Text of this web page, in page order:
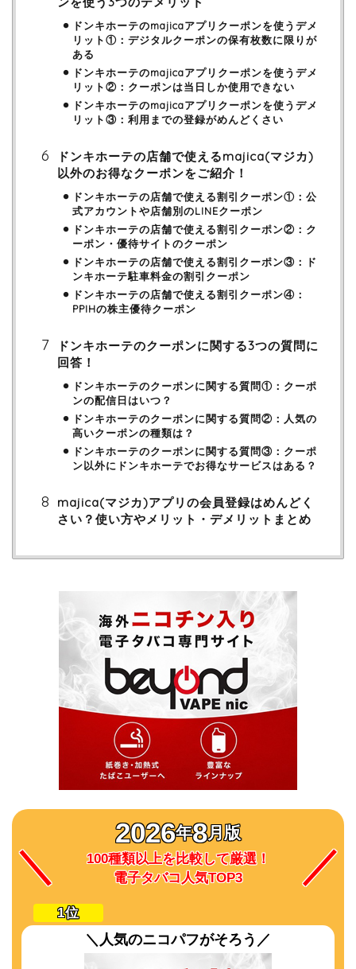
ドンキホーテのmajicaアプリクーポンを使うデメ
リット①：デジタルクーポンの保有枚数に限りが
ある
ドンキホーテのmajicaアプリクーポンを使うデメ
リット②：クーポンは当日しか使用できない
ドンキホーテのmajicaアプリクーポンを使うデメ
リット③：利用までの登録がめんどくさい
ドンキホーテの店舗で使えるmajica(マジカ)
以外のお得なクーポンをご紹介！
ドンキホーテの店舗で使える割引クーポン①：公
式アカウントや店舗別のLINEクーポン
ドンキホーテの店舗で使える割引クーポン②：ク
ーポン・優待サイトのクーポン
ドンキホーテの店舗で使える割引クーポン③：ド
ンキホーテ駐車料金の割引クーポン
ドンキホーテの店舗で使える割引クーポン④：
PPIHの株主優待クーポン
ドンキホーテのクーポンに関する3つの質問に
回答！
ドンキホーテのクーポンに関する質問①：クーポ
ンの配信日はいつ？
ドンキホーテのクーポンに関する質問②：人気の
高いクーポンの種類は？
ドンキホーテのクーポンに関する質問③：クーポ
ン以外にドンキホーテでお得なサービスはある？
majica(マジカ)アプリの会員登録はめんどく
さい？使い方やメリット・デメリットまとめ
2026年8月版
100種類以上を比較して厳選！
電子タバコ人気TOP3
＼人気のニコパフがそろう／